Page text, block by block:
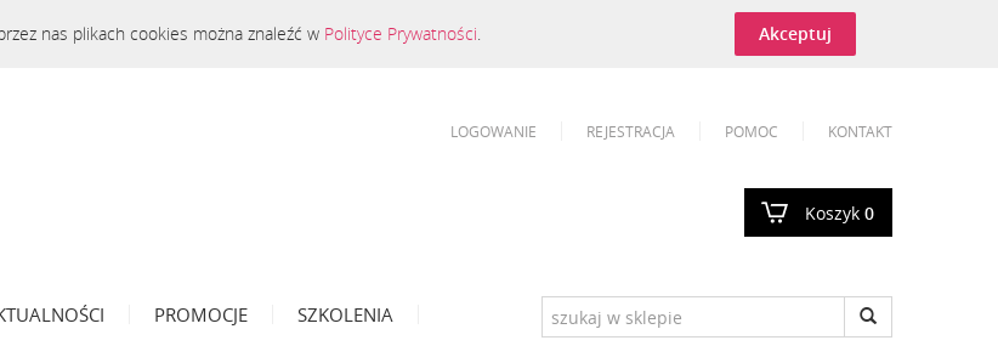
nas plikach cookies można znaleźć w Polityce Prywatności. Akceptuj
Koszyk 0
LOGOWANIE REJESTRACJA POMOC KONTAKT
PROMOCJE SZKOLENIA